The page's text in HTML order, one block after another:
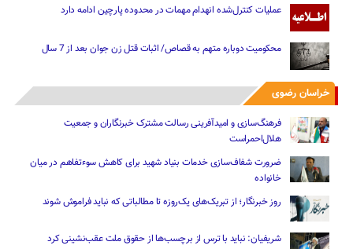
عملیات کنترل‌شده انهدام مهمات در محدوده پارچین ادامه دارد
محکومیت دوباره متهم به قصاص/ اثبات قتل زن جوان بعد از 7 سال
خراسان رضوی
فرهنگ‌سازی و امیدآفرینی رسالت‌ مشترک خبرنگاران و جمعیت
هلال‌احمراست
ضرورت شفاف‌سازی خدمات بنیاد شهید برای کاهش سوءتفاهم‌ در میان
خانواده
روز خبرنگار؛ از تبریک‌های یک‌روزه تا مطالباتی که نباید فراموش شوند
شریفیان: نباید با ترس از برچسب‌ها از حقوق ملت عقب‌نشینی کرد